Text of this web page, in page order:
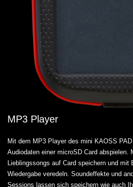
MP3 Player
Mit dem MP3 Player des mini KAOSS
Audiodaten einer microSD Card abspielen.
Lieblingssongs auf Card speichern und mit
Wiedergabe veredeln. Soundeffekte und
Sessions lassen sich speichern wie auch